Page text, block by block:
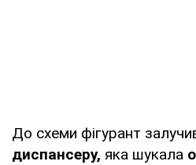
До схеми фігурант
диспансеру, яка шукала